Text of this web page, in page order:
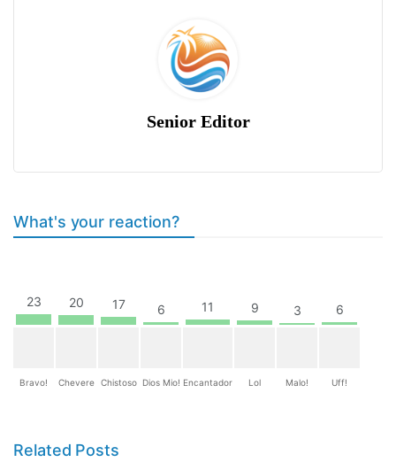
Senior Editor
What's your reaction?
23
Bravo!
20
Chevere
17
Chistoso
6
Dios Mio!
11
Encantador
9
Lol
3
Malo!
6
Uff!
Related Posts